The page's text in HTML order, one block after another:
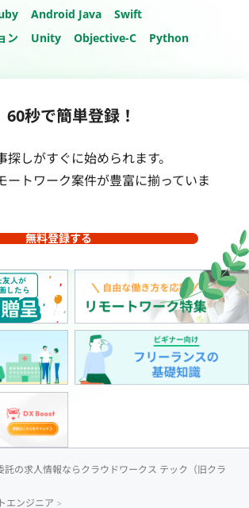
Android Java
Swift
ン
Unity Objective-C Python
60秒で簡単登録！
しがすぐに始められます。
ートワーク案件が豊富に揃っていま
無料登録する
託の求人情報ならクラウドワークス テック（旧クラ
エンジニア